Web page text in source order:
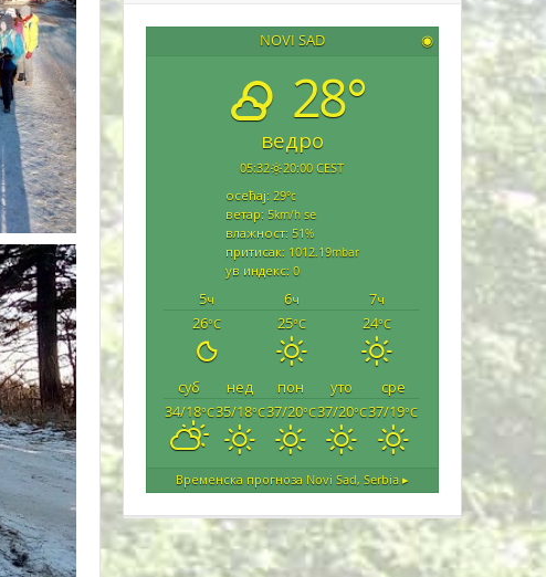
NOVI SAD ◉
28°
ведро
05:32 20:00 CEST
осећај: 29°c
ветар: 5km/hse
влажност: 51%
притисак: 1012.19mbar
ув индекс: 0
5ч 6ч 7ч
26°C 25°C 24°C
суб нед пон уто
сре
34/18°C35/18°C37/20°C37/20°C37/19°C
Временска прогноза Novi Sad, Serbia ▸